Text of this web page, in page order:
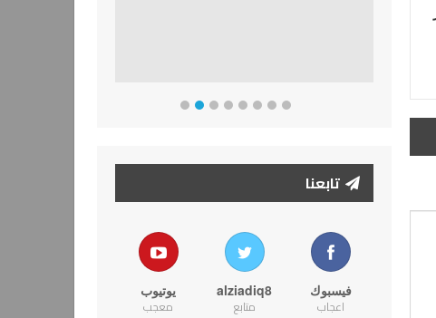
تابعنا
فيسبوك
اعجاب
alziadiq8
متابع
يوتيوب
معجب